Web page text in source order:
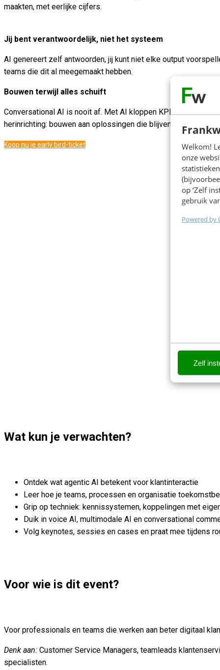
Welkom!
onze
op ‘Zelf
gebruik
Powered by
Zelf
maakten, met eerlijke cijfers.
Jij bent verantwoordelijk, niet het systeem
AI genereert zelf antwoorden, jij kunt niet elke output
teams die dit al meegemaakt hebben.
Bouwen terwijl alles schuift
Conversational AI is nooit af. Met AI kloppen KPI's niet meer
herinrichting: bouwen aan oplossingen die blijven werken in de
Koop nu je early bird-ticket
Wat kun je verwachten?
Ontdek wat agentic AI betekent voor klantinteractie
Leer hoe je teams, processen en organisatie
Grip op techniek: kennissystemen, koppelingen met
Duik in voice AI, multimodale AI en conversational
Volg keynotes, sessies en cases en praat mee tijdens
Voor wie is dit event?
Voor professionals en teams die werken aan beter digitaal
Denk aan: Customer Service Managers, teamleads
specialisten.